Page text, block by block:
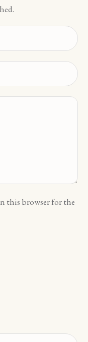
this browser for the